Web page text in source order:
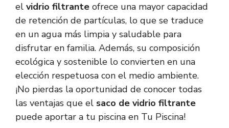
el vidrio filtrante ofrece una mayor capacidad
de retención de partículas, lo que se traduce
en un agua más limpia y saludable para
disfrutar en familia. Además, su composición
ecológica y sostenible lo convierten en una
elección respetuosa con el medio ambiente.
¡No pierdas la oportunidad de conocer todas
las ventajas que el saco de vidrio filtrante
puede aportar a tu piscina en Tu Piscina!